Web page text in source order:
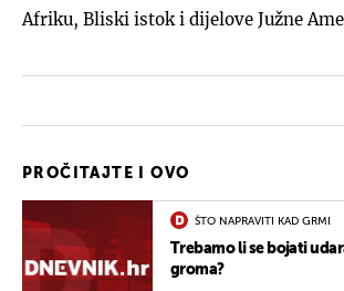
Afriku, Bliski istok i dijelove Južne
PROČITAJTE I OVO
ŠTO NAPRAVITI KAD GRMI
Trebamo li se bojati
groma?